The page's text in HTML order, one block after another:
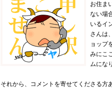
お住ま
ない場
いるイ
さんは、
ョップ
みにこ
ムにな
それから、コメントを寄せてくださる方